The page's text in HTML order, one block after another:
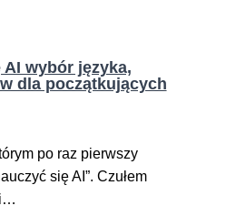
wybór języka,
dla początkujących
po raz pierwszy
się AI”. Czułem